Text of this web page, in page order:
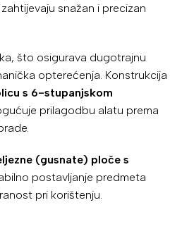
snažan i precizan
što osigurava dugotrajnu
opterećenja. Konstrukcija
s 6-stupanjskom
prilagodbu alatu prema
(gusnate) ploče s
postavljanje predmeta
pri korištenju.